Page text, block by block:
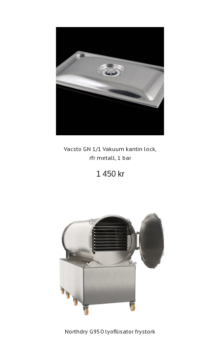
Vacsto GN 1/1 Vakuum kantin lock,
rfr metall, 1 bar
1 450 kr
Northdry G950 lyofilisator frystork